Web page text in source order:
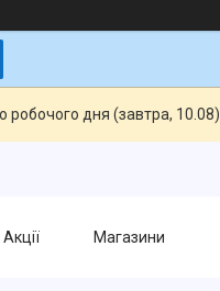
робочого дня (завтра, 10.08).
Акції Магазини